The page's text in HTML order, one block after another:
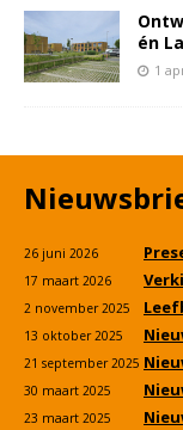
én
1
26 juni 2026
17 maart 2026
2 november 2025
13 oktober 2025
21 september 2025
30 maart 2025
23 maart 2025